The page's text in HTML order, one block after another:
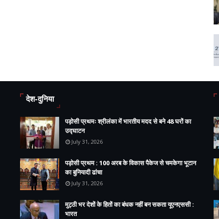
देश-दुनिया
पड़ोसी प्रथमः श्रीलंका में भारतीय मदद से बने 48 घरों का
उद्घाटन
July 31, 2026
पड़ोसी प्रथम : 100 अरब के विकास पैकेज से चमकेगा भूटान
का बुनियादी ढांचा
July 31, 2026
मुट्ठी भर देशों के हितों का बंधक नहीं बन सकता यूएनएससी :
भारत